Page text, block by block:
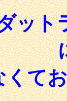
ット
くて